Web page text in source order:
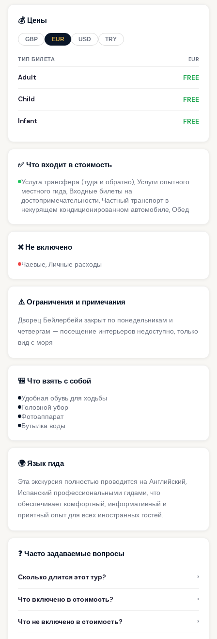
💰 Цены
GBP EUR USD TRY
ТИП БИЛЕТА EUR
Adult FREE
Child FREE
Infant FREE
✅ Что входит в стоимость
Услуга трансфера (туда и обратно), Услуги опытного
местного гида, Входные билеты на
достопримечательности, Частный транспорт в
некурящем кондиционированном автомобиле, Обед
❌ Не включено
Чаевые, Личные расходы
⚠️ Ограничения и примечания
Дворец Бейлербейи закрыт по понедельникам и
четвергам — посещение интерьеров недоступно, только
вид с моря
🎒 Что взять с собой
Удобная обувь для ходьбы
Головной убор
Фотоаппарат
Бутылка воды
🌍 Язык гида
Эта экскурсия полностью проводится на Английский,
Испанский профессиональными гидами, что
обеспечивает комфортный, информативный и
приятный опыт для всех иностранных гостей.
❓ Часто задаваемые вопросы
Сколько длится этот тур? ›
Что включено в стоимость? ›
Что не включено в стоимость? ›